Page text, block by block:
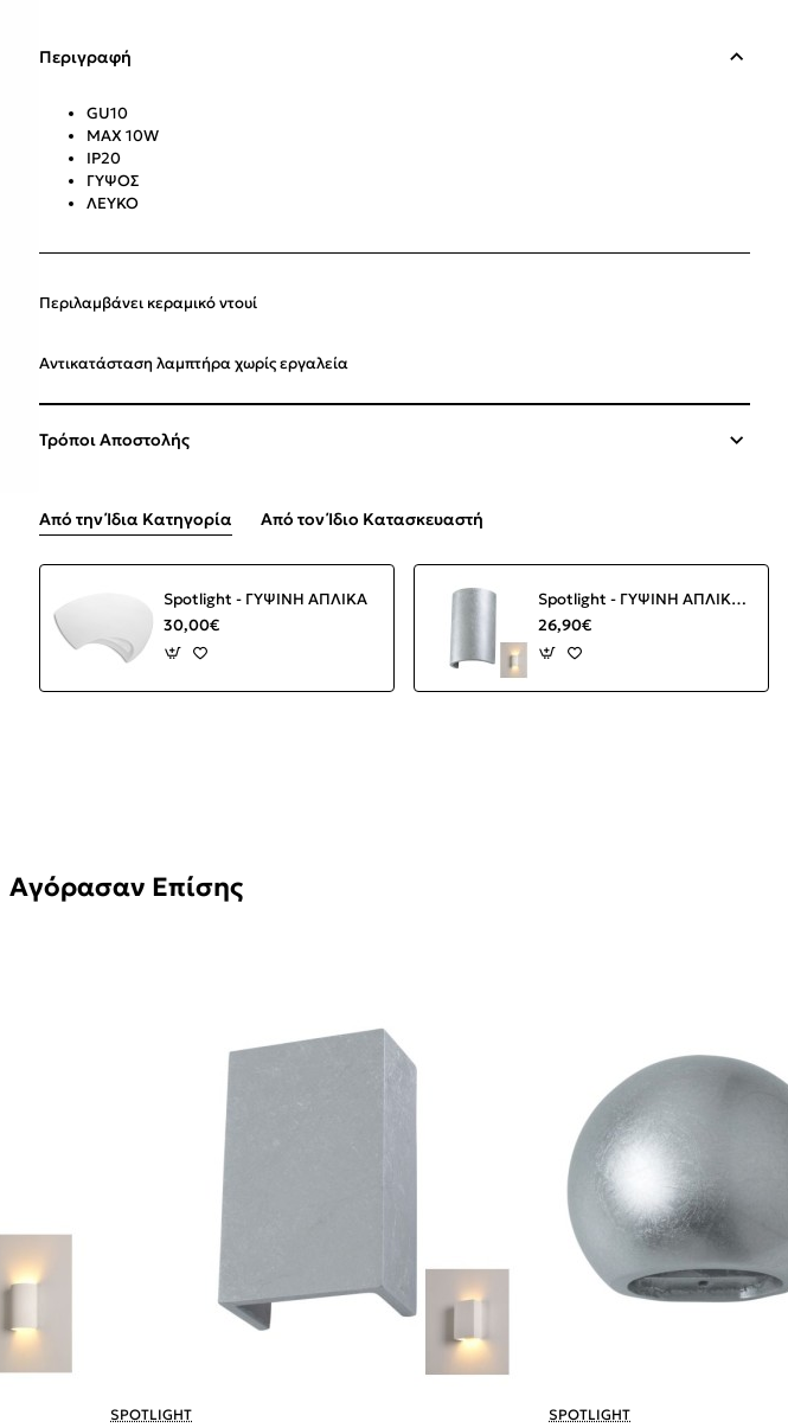
Περιγραφή
GU10
MAX 10W
IP20
ΓΥΨΟΣ
ΛΕΥΚΟ
Περιλαμβάνει κεραμικό ντουί
Αντικατάσταση λαμπτήρα χωρίς εργαλεία
Τρόποι Αποστολής
Από την Ίδια Κατηγορία Από τον Ίδιο Κατασκευαστή
Spotlight - ΓΥΨΙΝΗ ΑΠΛΙΚΑ
30,00€
Spotlight - ΓΥΨΙΝΗ ΑΠΛΙΚΑ G9
26,90€
Αγόρασαν Επίσης
SPOTLIGHT SPOTLIGHT